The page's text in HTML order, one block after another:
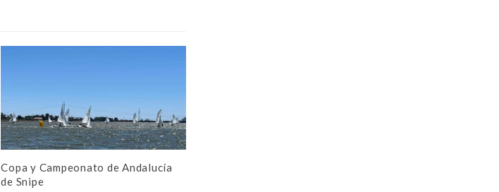
Copa y Campeonato de Andalucía
de Snipe